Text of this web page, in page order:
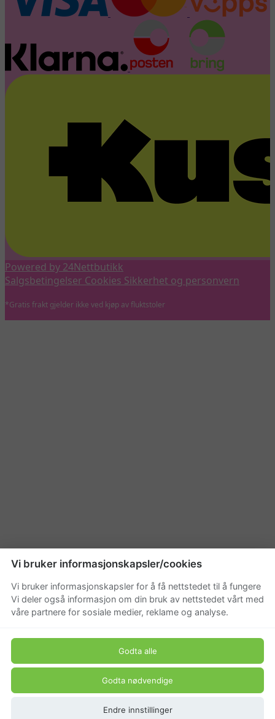
Powered by 24Nettbutikk
Salgsbetingelser Cookies Sikkerhet og personvern
*Gratis frakt gjelder ikke ved kjøp av fluktstoler
Vi bruker informasjonskapsler/cookies
Vi bruker informasjonskapsler for å få nettstedet til å fungere
Vi deler også informasjon om din bruk av nettstedet vårt med
våre partnere for sosiale medier, reklame og analyse.
Godta alle
Godta nødvendige
Endre innstillinger